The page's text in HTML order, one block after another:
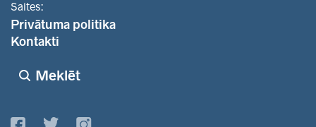
Saites:
Privātuma politika
Kontakti
Meklēt